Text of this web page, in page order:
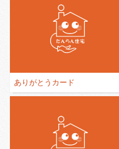
ありがとうカード